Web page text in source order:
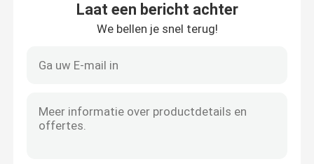
Laat een bericht achter
We bellen je snel terug!